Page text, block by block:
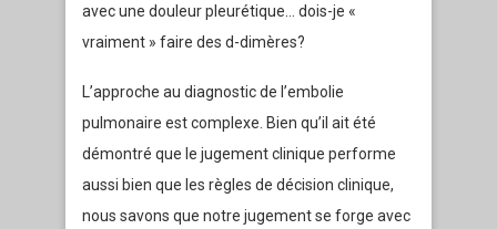
avec une douleur pleurétique… dois-je «
vraiment » faire des d-dimères?
L’approche au diagnostic de l’embolie
pulmonaire est complexe. Bien qu’il ait été
démontré que le jugement clinique performe
aussi bien que les règles de décision clinique,
nous savons que notre jugement se forge avec